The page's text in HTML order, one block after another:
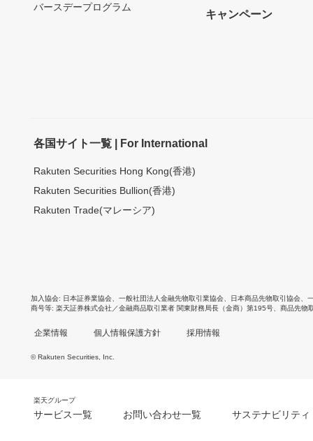
バースデープログラム
キャンペーン
各国サイト一覧 | For International
Rakuten Securities Hong Kong(香港)
Rakuten Securities Bullion(香港)
Rakuten Trade(マレーシア)
加入協会 日本証券業協会 一般社団法人金融先物取引業協会 日本商品先物取引協会
商号等 楽天証券株式会社／金融商品取引業者 関東財務局長（金商）第195号、商品先物
企業情報 個人情報保護方針 採用情報
© Rakuten Securities, Inc.
楽天グループ
サービス一覧 お問い合わせ一覧 サステナビリティ